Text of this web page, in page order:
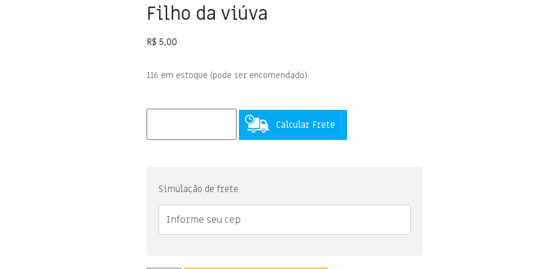
Filho da viúva
R$ 5,00
116 em estoque (pode ser encomendado)
Calcular Frete
Simulação de frete